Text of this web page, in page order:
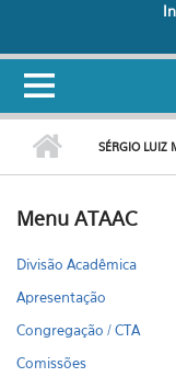
SÉRGIO LUIZ
Menu ATAAC
Divisão Acadêmica
Apresentação
Congregação / CTA
Comissões